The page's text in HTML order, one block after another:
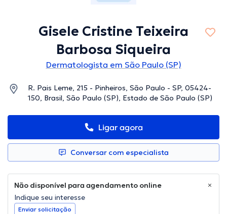
Gisele Cristine Teixeira
Barbosa Siqueira
Dermatologista em São Paulo (SP)
R. Pais Leme, 215 - Pinheiros, São Paulo - SP, 05424-
150, Brasil, São Paulo (SP), Estado de São Paulo (SP)
Ligar agora
Conversar com especialista
Não disponível para agendamento online
Indique seu interesse
Enviar solicitação